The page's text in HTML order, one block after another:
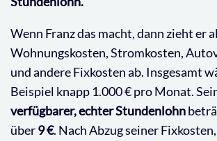
Wenn Franz das macht, dann zieht er
Wohnungskosten, Stromkosten,
und andere Fixkosten ab. Insgesamt
Beispiel knapp 1.000 € pro Monat.
verfügbarer, echter Stundenlohn
über9 €. Nach Abzug seiner